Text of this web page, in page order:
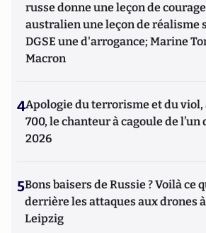
russe donne une leçon de
australien une leçon de réalisme
DGSE une d'arrogance; Marine
Macron
4Apologie du terrorisme et du viol,
700, le chanteur à cagoule de l’un
2026
5Bons baisers de Russie ? Voilà ce
derrière les attaques aux drones
Leipzig